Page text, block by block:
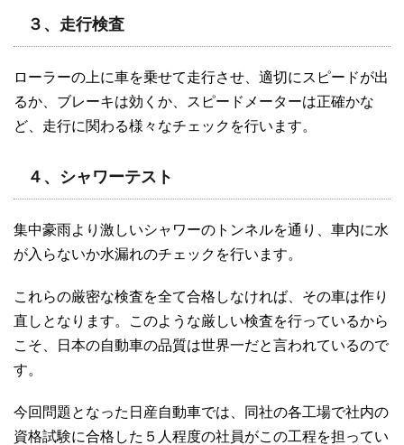
３、走行検査
ローラーの上に車を乗せて走行させ、適切にスピードが出
るか、ブレーキは効くか、スピードメーターは正確かな
ど、走行に関わる様々なチェックを行います。
４、シャワーテスト
集中豪雨より激しいシャワーのトンネルを通り、車内に水
が入らないか水漏れのチェックを行います。
これらの厳密な検査を全て合格しなければ、その車は作り
直しとなります。このような厳しい検査を行っているから
こそ、日本の自動車の品質は世界一だと言われているので
す。
今回問題となった日産自動車では、同社の各工場で社内の
資格試験に合格した５人程度の社員がこの工程を担ってい